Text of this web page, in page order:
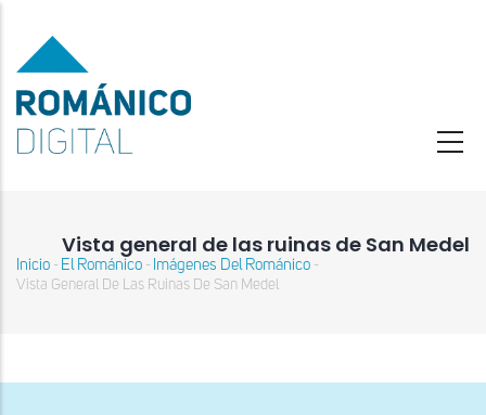
contenido
principal
Vista general de las ruinas de San Medel
Sobrescribir
ayuda
Inicio - El Románico - Imágenes Del Románico -
Vista General De Las Ruinas De San Medel